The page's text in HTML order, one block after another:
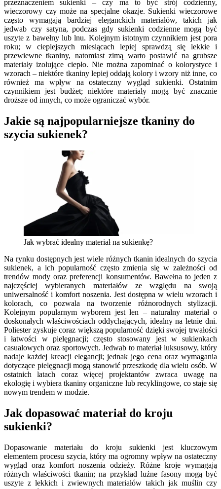
przeznaczeniem sukienki – czy ma to być strój codzienny,
wieczorowy czy może na specjalne okazje. Sukienki wieczorowe
często wymagają bardziej eleganckich materiałów, takich jak
jedwab czy satyna, podczas gdy sukienki codzienne mogą być
uszyte z bawełny lub lnu. Kolejnym istotnym czynnikiem jest pora
roku; w cieplejszych miesiącach lepiej sprawdzą się lekkie i
przewiewne tkaniny, natomiast zimą warto postawić na grubsze
materiały izolujące ciepło. Nie można zapominać o kolorystyce i
wzorach – niektóre tkaniny lepiej oddają kolory i wzory niż inne, co
również ma wpływ na ostateczny wygląd sukienki. Ostatnim
czynnikiem jest budżet; niektóre materiały mogą być znacznie
droższe od innych, co może ograniczać wybór.
Jakie są najpopularniejsze tkaniny do
szycia sukienek?
Jak wybrać idealny materiał na sukienkę?
Na rynku dostępnych jest wiele różnych tkanin idealnych do szycia
sukienek, a ich popularność często zmienia się w zależności od
trendów mody oraz preferencji konsumentów. Bawełna to jeden z
najczęściej wybieranych materiałów ze względu na swoją
uniwersalność i komfort noszenia. Jest dostępna w wielu wzorach i
kolorach, co pozwala na tworzenie różnorodnych stylizacji.
Kolejnym popularnym wyborem jest len – naturalny materiał o
doskonałych właściwościach oddychających, idealny na letnie dni.
Poliester zyskuje coraz większą popularność dzięki swojej trwałości
i łatwości w pielęgnacji; często stosowany jest w sukienkach
casualowych oraz sportowych. Jedwab to materiał luksusowy, który
nadaje każdej kreacji elegancji; jednak jego cena oraz wymagania
dotyczące pielęgnacji mogą stanowić przeszkodę dla wielu osób. W
ostatnich latach coraz więcej projektantów zwraca uwagę na
ekologię i wybiera tkaniny organiczne lub recyklingowe, co staje się
nowym trendem w modzie.
Jak dopasować materiał do kroju
sukienki?
Dopasowanie materiału do kroju sukienki jest kluczowym
elementem procesu szycia, który ma ogromny wpływ na ostateczny
wygląd oraz komfort noszenia odzieży. Różne kroje wymagają
różnych właściwości tkanin; na przykład luźne fasony mogą być
uszyte z lekkich i zwiewnych materiałów takich jak muślin czy